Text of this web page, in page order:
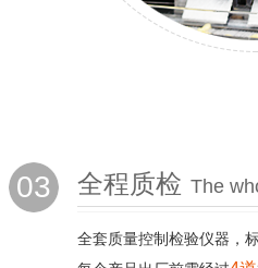
03 全程质检 The
全套质量控制检验仪器，